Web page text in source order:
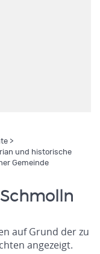
>
und historische
Gemeinde
auf Grund der zu
angezeigt.